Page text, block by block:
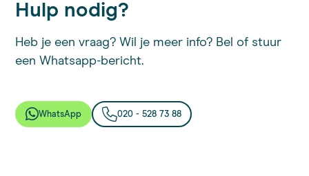
Hulp nodig?
Heb je een vraag? Wil je meer info? Bel of stuur
een Whatsapp-bericht.
WhatsApp 020 - 528 73 88